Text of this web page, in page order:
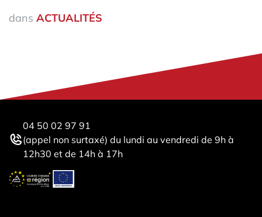
dans ACTUALITÉS
04 50 02 97 91
(appel non surtaxé) du lundi au vendredi de 9h à
12h30 et de 14h à 17h